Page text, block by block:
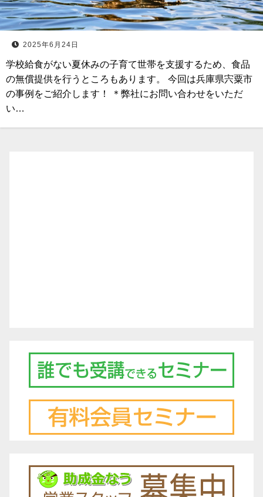
2025年6月24日
学校給食がない夏休みの子育て世帯を支援するため、食品
の無償提供を行うところもあります。 今回は兵庫県宍粟市
の事例をご紹介します！ ＊弊社にお問い合わせをいただ
い…